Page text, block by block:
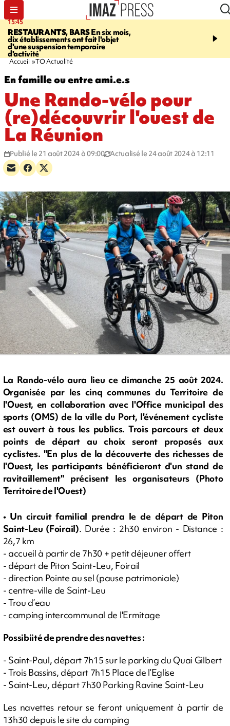
15:45
RESTAURANTS, BARSEn six mois,
dix établissements ont fait l'objet
d'une suspension temporaire
d'activité
17:17
Angeles, un homme vit
Accueil TO Actualité
En famille ou entre ami.e.s
Une Rando-vélo pour
(re)découvrir l'ouest de
La Réunion
Publié le 21 août 2024 à 09:00 Actualisé le 24 août 2024 à 12:11
La Rando-vélo aura lieu ce dimanche 25 août 2024.
Organisée par les cinq communes du Territoire de
l'Ouest, en collaboration avec l'Office municipal des
sports (OMS) de la ville du Port, l'événement cycliste
est ouvert à tous les publics. Trois parcours et deux
points de départ au choix seront proposés aux
cyclistes. "En plus de la découverte des richesses de
l'Ouest, les participants bénéficieront d'un stand de
ravitaillement" précisent les organisateurs (Photo
Territoire de l'Ouest)
• Un circuit familial prendra le de départ de Piton
Saint-Leu (Foirail). Durée : 2h30 environ - Distance :
26,7 km
- accueil à partir de 7h30 + petit déjeuner offert
- départ de Piton Saint-Leu, Foirail
- direction Pointe au sel (pause patrimoniale)
- centre-ville de Saint-Leu
- Trou d’eau
- camping intercommunal de l'Ermitage
Possibiité de prendre des navettes :
- Saint-Paul, départ 7h15 sur le parking du Quai Gilbert
- Trois Bassins, départ 7h15 Place de l’Eglise
- Saint-Leu, départ 7h30 Parking Ravine Saint-Leu
Les navettes retour se feront uniquement à partir de
13h30 depuis le site du camping